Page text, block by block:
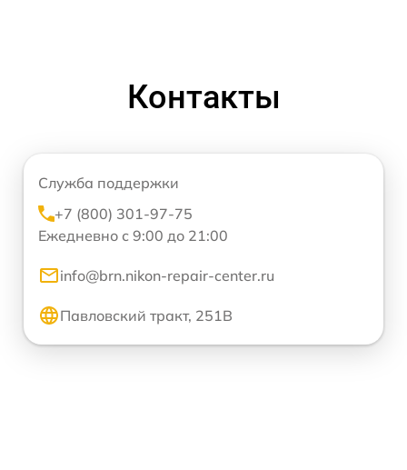
Контакты
Служба поддержки
+7 (800) 301-97-75
Ежедневно с 9:00 до 21:00
info@brn.nikon-repair-center.ru
Павловский тракт, 251В